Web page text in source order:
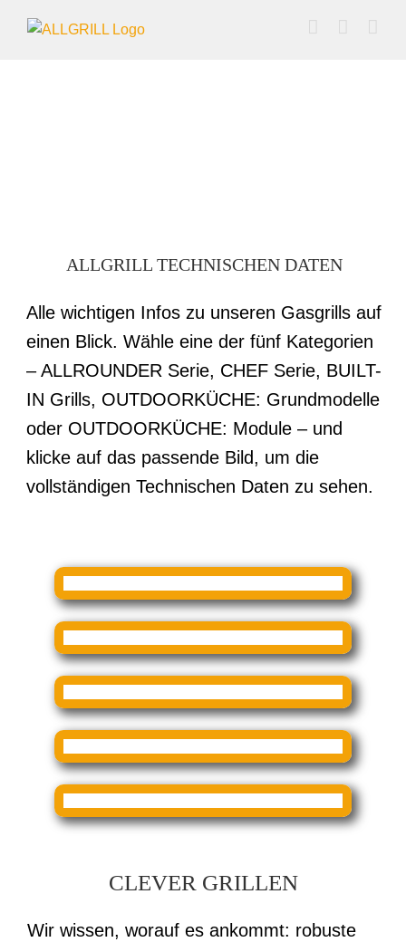
Inhalt
ALLGRILL TECHNISCHEN DATEN
Alle wichtigen Infos zu unseren Gasgrills auf
einen Blick. Wähle eine der fünf Kategorien
– ALLROUNDER Serie, CHEF Serie, BUILT-
IN Grills, OUTDOORKÜCHE: Grundmodelle
oder OUTDOORKÜCHE: Module – und
klicke auf das passende Bild, um die
vollständigen Technischen Daten zu sehen.
CLEVER GRILLEN
Wir wissen, worauf es ankommt: robuste